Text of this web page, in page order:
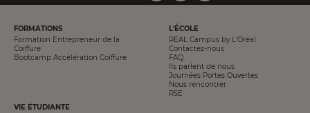
PIED
DE
PAGE
FORMATIONS
Formation Entrepreneur de la
Coiffure
Bootcamp Accélération Coiffure
L'ÉCOLE
REAL Campus by L'Oréal
Contactez-nous
FAQ
Ils parlent de nous
Journées Portes Ouvertes
Nous rencontrer
RSE
VIE ÉTUDIANTE